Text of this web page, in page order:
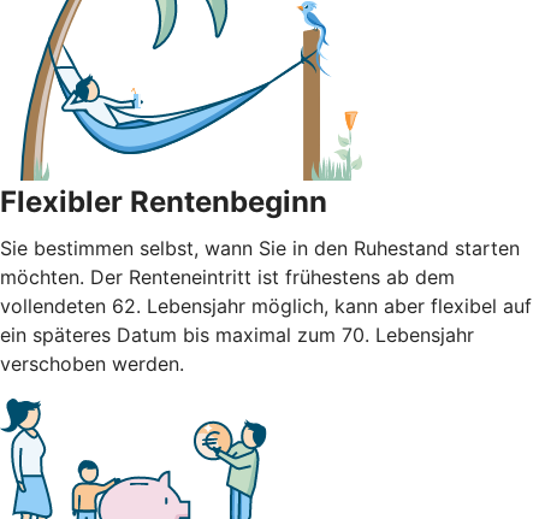
Flexibler Rentenbeginn
Sie bestimmen selbst, wann Sie in den Ruhestand starten
möchten. Der Renteneintritt ist frühestens ab dem
vollendeten 62. Lebensjahr möglich, kann aber flexibel auf
ein späteres Datum bis maximal zum 70. Lebensjahr
verschoben werden.